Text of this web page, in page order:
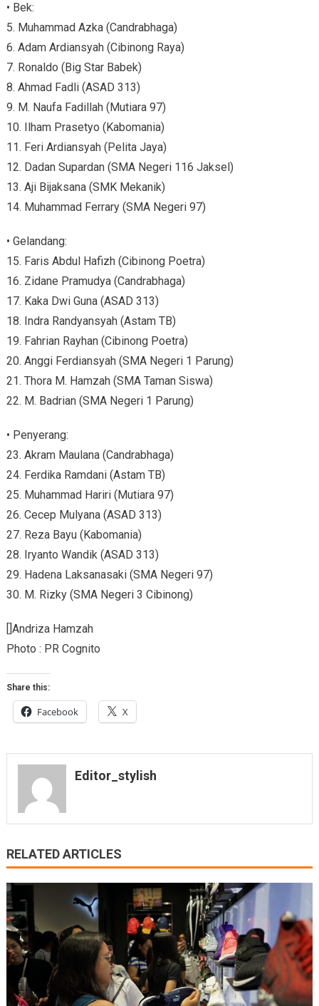
• Bek:
5. Muhammad Azka (Candrabhaga)
6. Adam Ardiansyah (Cibinong Raya)
7. Ronaldo (Big Star Babek)
8. Ahmad Fadli (ASAD 313)
9. M. Naufa Fadillah (Mutiara 97)
10. Ilham Prasetyo (Kabomania)
11. Feri Ardiansyah (Pelita Jaya)
12. Dadan Supardan (SMA Negeri 116 Jaksel)
13. Aji Bijaksana (SMK Mekanik)
14. Muhammad Ferrary (SMA Negeri 97)
• Gelandang:
15. Faris Abdul Hafizh (Cibinong Poetra)
16. Zidane Pramudya (Candrabhaga)
17. Kaka Dwi Guna (ASAD 313)
18. Indra Randyansyah (Astam TB)
19. Fahrian Rayhan (Cibinong Poetra)
20. Anggi Ferdiansyah (SMA Negeri 1 Parung)
21. Thora M. Hamzah (SMA Taman Siswa)
22. M. Badrian (SMA Negeri 1 Parung)
• Penyerang:
23. Akram Maulana (Candrabhaga)
24. Ferdika Ramdani (Astam TB)
25. Muhammad Hariri (Mutiara 97)
26. Cecep Mulyana (ASAD 313)
27. Reza Bayu (Kabomania)
28. Iryanto Wandik (ASAD 313)
29. Hadena Laksanasaki (SMA Negeri 97)
30. M. Rizky (SMA Negeri 3 Cibinong)
[]Andriza Hamzah
Photo : PR Cognito
Share this:
Facebook X
Editor_stylish
RELATED ARTICLES